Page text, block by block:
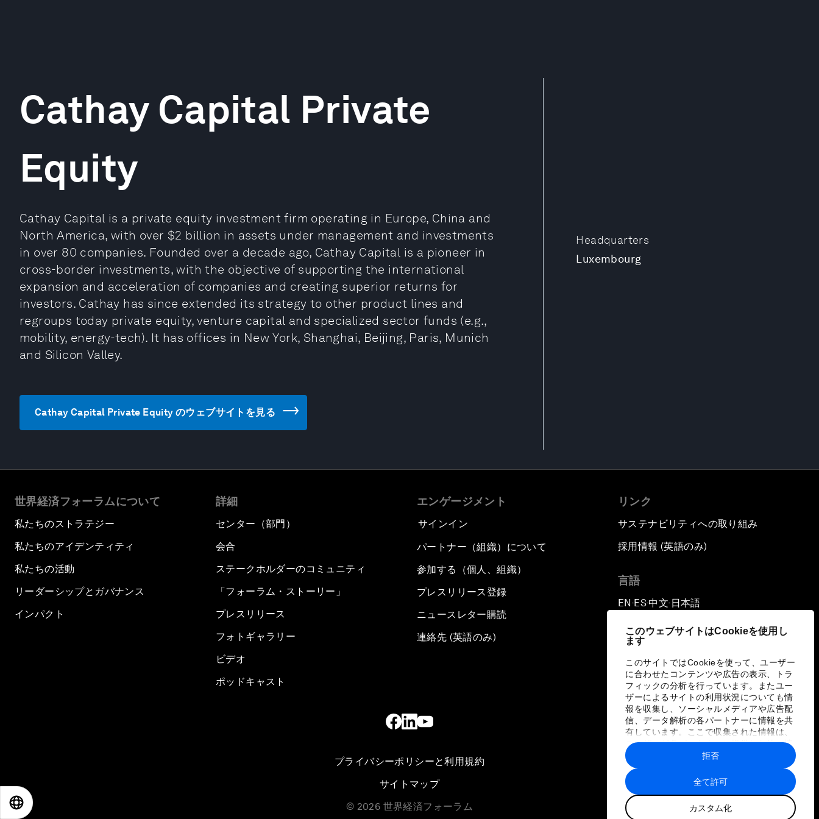
このウェブサイトはCookieを使用し
ます
このサイトではCookieを使って、ユーザー
に合わせたコンテンツや広告の表示、トラ
フィックの分析を行っています。またユー
ザーによるサイトの利用状況についても情
報を収集し、ソーシャルメディアや広告配
信、データ解析の各パートナーに情報を共
有しています。ここで収集された情報は、
ユーザーが各パートナーに提供した他の情
報や各パートナーのサービスを使用した際
に収集された情報と組み合わされ、各パー
トナーによって使用されることがありま
す。
全て許可
カスタム化
拒否
Headquarters
Luxembourg
Cathay Capital Private
Equity
Cathay Capital is a private equity investment firm operating in Europe, China and
North America, with over $2 billion in assets under management and investments
in over 80 companies. Founded over a decade ago, Cathay Capital is a pioneer in
cross-border investments, with the objective of supporting the international
expansion and acceleration of companies and creating superior returns for
investors. Cathay has since extended its strategy to other product lines and
regroups today private equity, venture capital and specialized sector funds (e.g.,
mobility, energy-tech). It has offices in New York, Shanghai, Beijing, Paris, Munich
and Silicon Valley.
Cathay Capital Private Equity のウェブサイトを見る
世界経済フォーラムについて
私たちのストラテジー
私たちのアイデンティティ
私たちの活動
リーダーシップとガバナンス
インパクト
詳細
センター（部門）
会合
ステークホルダーのコミュニティ
「フォーラム・ストーリー」
プレスリリース
フォトギャラリー
ビデオ
ポッドキャスト
エンゲージメント
サインイン
パートナー（組織）について
参加する（個人、組織）
プレスリリース登録
ニュースレター購読
連絡先 (英語のみ)
リンク
サステナビリティへの取り組み
採用情報 (英語のみ)
言語
EN ▪ES▪中文▪ 日本語
プライバシーポリシーと利用規約
サイトマップ
© 2026 世界経済フォーラム